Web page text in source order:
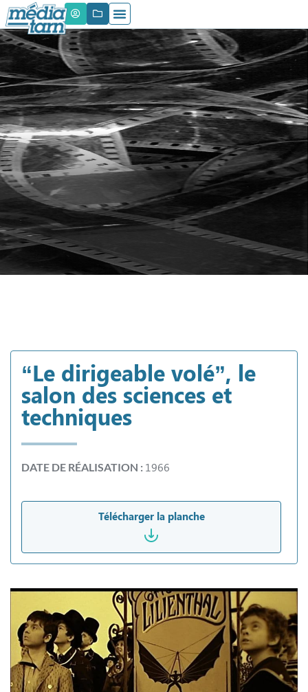
“Le dirigeable volé”, le
salon des sciences et
techniques
DATE DE RÉALISATION : 1966
Télécharger la planche